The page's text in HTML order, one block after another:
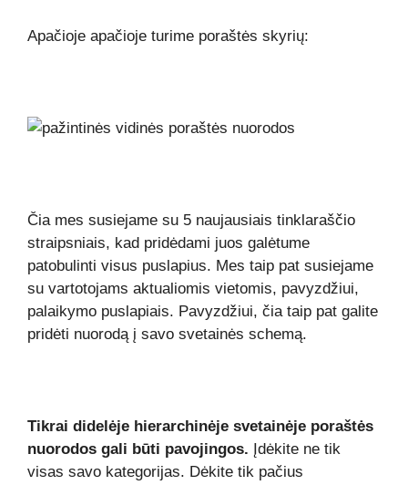
Apačioje apačioje turime poraštės skyrių:
Čia mes susiejame su 5 naujausiais tinklaraščio
straipsniais, kad pridėdami juos galėtume
patobulinti visus puslapius. Mes taip pat susiejame
su vartotojams aktualiomis vietomis, pavyzdžiui,
palaikymo puslapiais. Pavyzdžiui, čia taip pat galite
pridėti nuorodą į savo svetainės schemą.
Tikrai didelėje hierarchinėje svetainėje poraštės
nuorodos gali būti pavojingos. Įdėkite ne tik
visas savo kategorijas. Dėkite tik pačius